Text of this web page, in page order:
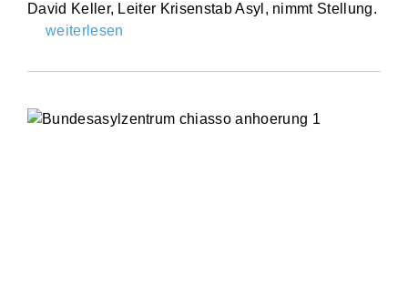
David Keller, Leiter Krisenstab Asyl, nimmt Stellung.
weiterlesen